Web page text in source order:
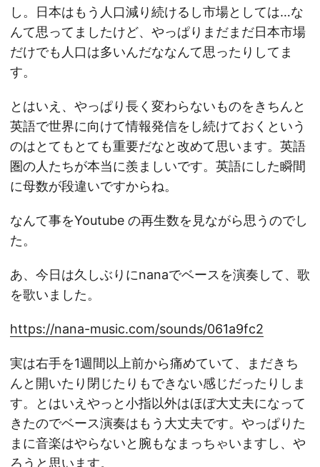
し。日本はもう人口減り続けるし市場としては…な
んて思ってましたけど、やっぱりまだまだ日本市場
だけでも人口は多いんだななんて思ったりしてま
す。
とはいえ、やっぱり長く変わらないものをきちんと
英語で世界に向けて情報発信をし続けておくという
のはとてもとても重要だなと改めて思います。英語
圏の人たちが本当に羨ましいです。英語にした瞬間
に母数が段違いですからね。
なんて事をYoutube の再生数を見ながら思うのでし
た。
あ、今日は久しぶりにnanaでベースを演奏して、歌
を歌いました。
https://nana-music.com/sounds/061a9fc2
実は右手を1週間以上前から痛めていて、まだきち
んと開いたり閉じたりもできない感じだったりしま
す。とはいえやっと小指以外はほぼ大丈夫になって
きたのでベース演奏はもう大丈夫です。やっぱりた
まに音楽はやらないと腕もなまっちゃいますし、や
ろうと思います。